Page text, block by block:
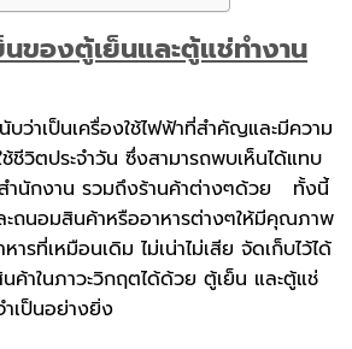
นของตู้เย็นและตู้แช่ทำงาน
ว่าเป็นเครื่องใช้ไฟฟ้าที่สำคัญและมีความ
ช้ชีวิตประจำวัน ซึ่งสามารถพบเห็นได้แทบ
ำนักงาน รวมถึงร้านค้าต่างๆด้วย ทั้งนี้
ะถนอมสินค้าหรืออาหารต่างๆให้มีคุณภาพ
รที่เหมือนเดิม ไม่เน่าไม่เสีย จัดเก็บไว้ได้
าในภาวะวิกฤตได้ด้วย ตู้เย็น และตู้แช่
ำเป็นอย่างยิ่ง